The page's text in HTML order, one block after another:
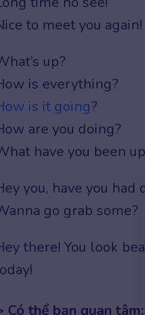
to meet you again!
up?
is everything?
is it going?
are you doing?
have you been
you, have you had
go grab some?
there! You look
Có thể bạn quan tâm: